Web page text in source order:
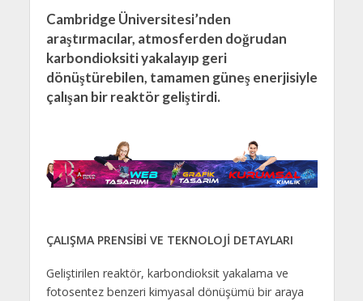
Cambridge Üniversitesi’nden
araştırmacılar, atmosferden doğrudan
karbondioksiti yakalayıp geri
dönüştürebilen, tamamen güneş enerjisiyle
çalışan bir reaktör geliştirdi.
ÇALIŞMA PRENSİBİ VE TEKNOLOJİ DETAYLARI
Geliştirilen reaktör, karbondioksit yakalama ve
fotosentez benzeri kimyasal dönüşümü bir araya